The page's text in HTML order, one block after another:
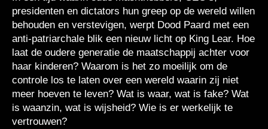
presidenten en dictators hun greep op de wereld willen
behouden en verstevigen, werpt Dood Paard met een
anti-patriarchale blik een nieuw licht op King Lear. Hoe
laat de oudere generatie de maatschappij achter voor
haar kinderen? Waarom is het zo moeilijk om de
controle los te laten over een wereld waarin zij niet
meer hoeven te leven? Wat is waar, wat is fake? Wat
is waanzin, wat is wijsheid? Wie is er werkelijk te
vertrouwen?